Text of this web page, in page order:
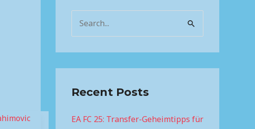
c
f
Recent Posts
EA FC 25: Transfer-Geheimtipps für